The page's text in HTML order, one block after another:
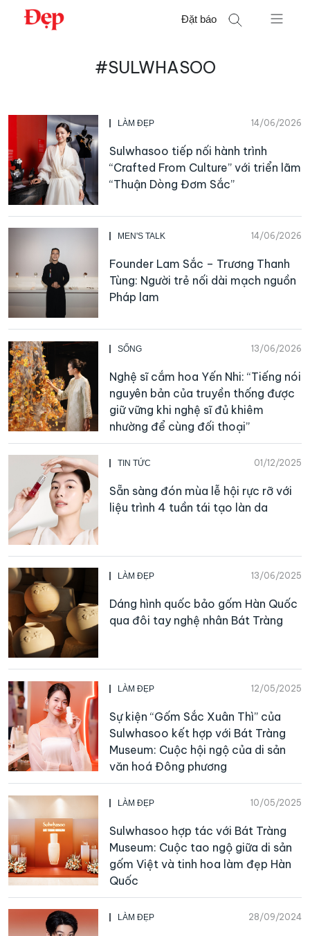
Chuyển
Đặt báo
#SULWHASOO
LÀM ĐẸP 14/06/2026
Sulwhasoo tiếp nối hành trình
“Crafted From Culture” với triển lãm
“Thuận Dòng Đơm Sắc”
MEN'S TALK 14/06/2026
Founder Lam Sắc – Trương Thanh
Tùng: Người trẻ nối dài mạch nguồn
Pháp lam
SỐNG 13/06/2026
Nghệ sĩ cắm hoa Yến Nhi: “Tiếng nói
nguyên bản của truyền thống được
giữ vững khi nghệ sĩ đủ khiêm
nhường để cùng đối thoại”
TIN TỨC 01/12/2025
Sẵn sàng đón mùa lễ hội rực rỡ với
liệu trình 4 tuần tái tạo làn da
LÀM ĐẸP 13/06/2025
Dáng hình quốc bảo gốm Hàn Quốc
qua đôi tay nghệ nhân Bát Tràng
LÀM ĐẸP 12/05/2025
Sự kiện “Gốm Sắc Xuân Thì” của
Sulwhasoo kết hợp với Bát Tràng
Museum: Cuộc hội ngộ của di sản
văn hoá Đông phương
LÀM ĐẸP 10/05/2025
Sulwhasoo hợp tác với Bát Tràng
Museum: Cuộc tao ngộ giữa di sản
gốm Việt và tinh hoa làm đẹp Hàn
Quốc
LÀM ĐẸP 28/09/2024